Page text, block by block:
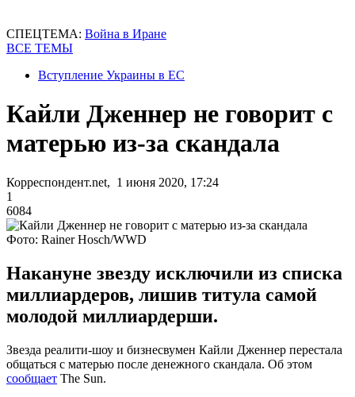
СПЕЦТЕМА: Война в Иране
ВСЕ ТЕМЫ
Вступление Украины в ЕС
Кайли Дженнер не говорит с
матерью из-за скандала
Корреспондент.net, 1 июня 2020, 17:24
1
6084
Фото: Rainer Hosch/WWD
Накануне звезду исключили из списка
миллиардеров, лишив титула самой
молодой миллиардерши.
Звезда реалити-шоу и бизнесвумен Кайли Дженнер перестала
общаться с матерью после денежного скандала. Об этом
сообщает The Sun.